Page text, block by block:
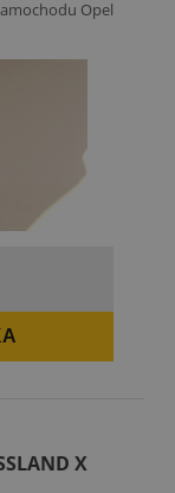
Opel
X